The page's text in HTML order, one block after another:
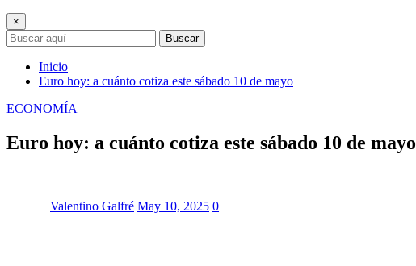
×
Buscar
Inicio
Euro hoy: a cuánto cotiza este sábado 10 de mayo
ECONOMÍA
Euro hoy: a cuánto cotiza este sábado 10 de mayo
Valentino Galfré May 10, 2025 0